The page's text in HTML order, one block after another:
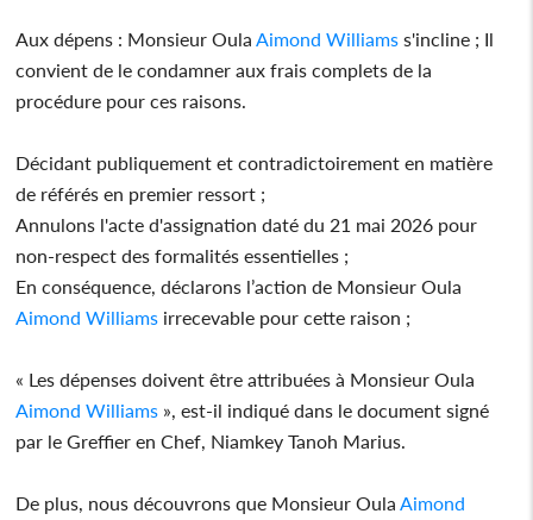
Aux dépens : Monsieur Oula Aimond Williams s'incline ; Il
convient de le condamner aux frais complets de la
procédure pour ces raisons.
Décidant publiquement et contradictoirement en matière
de référés en premier ressort ;
Annulons l'acte d'assignation daté du 21 mai 2026 pour
non-respect des formalités essentielles ;
En conséquence, déclarons l’action de Monsieur Oula
Aimond Williams irrecevable pour cette raison ;
« Les dépenses doivent être attribuées à Monsieur Oula
Aimond Williams », est-il indiqué dans le document signé
par le Greffier en Chef, Niamkey Tanoh Marius.
De plus, nous découvrons que Monsieur Oula Aimond